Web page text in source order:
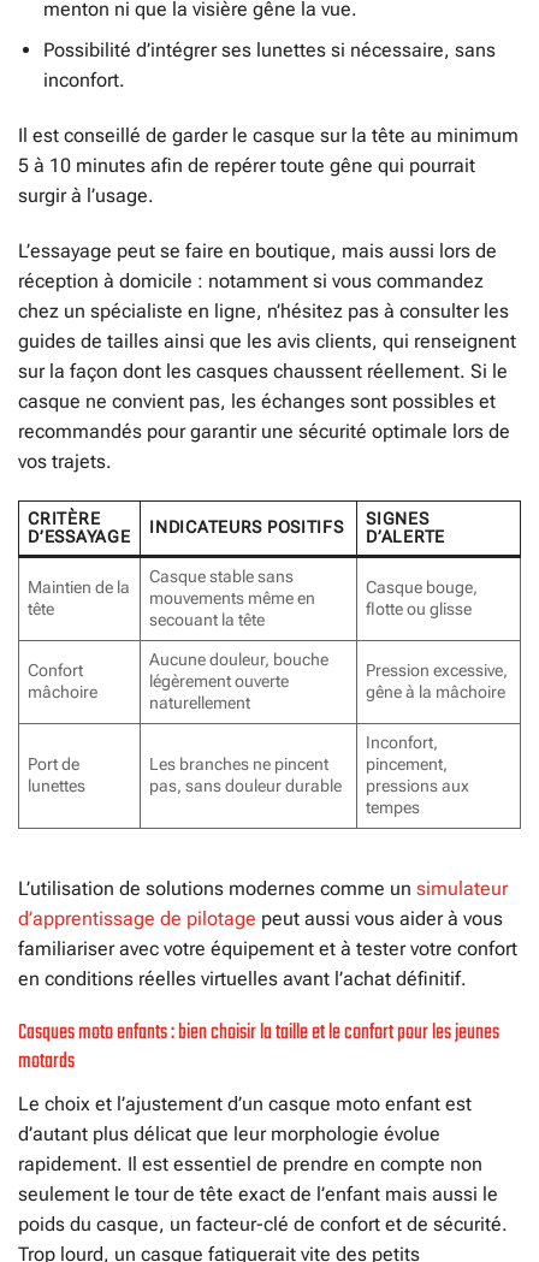
menton ni que la visière gêne la vue.
Possibilité d’intégrer ses lunettes si nécessaire, sans
inconfort.
Il est conseillé de garder le casque sur la tête au minimum
5 à 10 minutes afin de repérer toute gêne qui pourrait
surgir à l’usage.
L’essayage peut se faire en boutique, mais aussi lors de
réception à domicile : notamment si vous commandez
chez un spécialiste en ligne, n’hésitez pas à consulter les
guides de tailles ainsi que les avis clients, qui renseignent
sur la façon dont les casques chaussent réellement. Si le
casque ne convient pas, les échanges sont possibles et
recommandés pour garantir une sécurité optimale lors de
vos trajets.
CRITÈRE
D’ESSAYAGE
INDICATEURS POSITIFS
SIGNES
D’ALERTE
Maintien de la
tête
Casque stable sans
mouvements même en
secouant la tête
Casque bouge,
flotte ou glisse
Confort
mâchoire
Aucune douleur, bouche
légèrement ouverte
naturellement
Pression excessive,
gêne à la mâchoire
Port de
lunettes
Les branches ne pincent
pas, sans douleur durable
Inconfort,
pincement,
pressions aux
tempes
L’utilisation de solutions modernes comme un simulateur
d’apprentissage de pilotage peut aussi vous aider à vous
familiariser avec votre équipement et à tester votre confort
en conditions réelles virtuelles avant l’achat définitif.
Casques moto enfants : bien choisir la taille et le confort pour les jeunes
motards
Le choix et l’ajustement d’un casque moto enfant est
d’autant plus délicat que leur morphologie évolue
rapidement. Il est essentiel de prendre en compte non
seulement le tour de tête exact de l’enfant mais aussi le
poids du casque, un facteur-clé de confort et de sécurité.
Trop lourd, un casque fatiguerait vite des petits